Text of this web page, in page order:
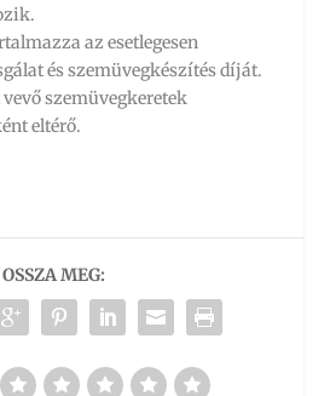
az esetlegesen
és szemüvegkészítés díját.
szemüvegkeretek
eltérő.
OSSZA MEG: